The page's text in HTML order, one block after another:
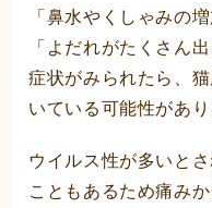
「鼻水やくしゃみの
「よだれがたくさん
症状がみられたら、
いている可能性があり
ウイルス性が多いと
こともあるため痛み